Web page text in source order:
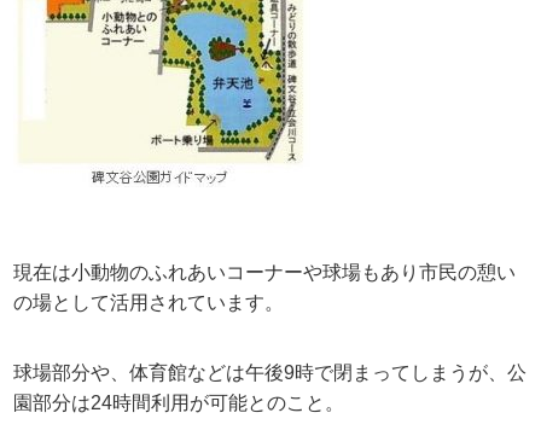
現在は小動物のふれあいコーナーや球場もあり市民の憩い
の場として活用されています。
球場部分や、体育館などは午後9時で閉まってしまうが、公
園部分は24時間利用が可能とのこと。